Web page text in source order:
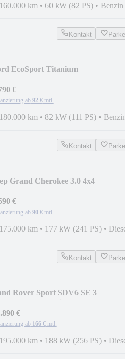
160.000 km • 60 kW (82 PS) • Benzin
Kontakt
EcoSport Titanium
€
ab 92 € mtl.
180.000 km • 82 kW (111 PS) •
Kontakt
Grand Cherokee 3.0 4x4
€
ab 90 € mtl.
175.000 km • 177 kW (241 PS) •
Kontakt
Rover Sport SDV6 SE 3
€
ab 166 € mtl.
195.000 km • 188 kW (256 PS) •